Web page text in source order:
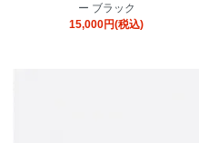
ー ブラック
15,000円(税込)